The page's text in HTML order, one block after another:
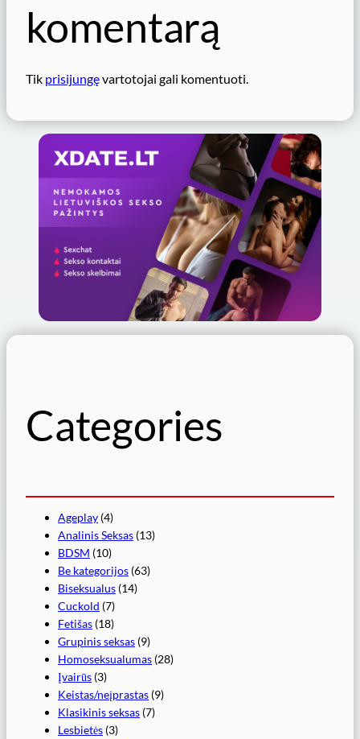
komentarą
Tik prisijungęvartotojai gali komentuoti.
Categories
Ageplay (4)
Analinis Seksas (13)
BDSM (10)
Be kategorijos (63)
Biseksualus (14)
Cuckold (7)
Fetišas (18)
Grupinis seksas (9)
Homoseksualumas (28)
Įvairūs (3)
Keistas/neįprastas (9)
Klasikinis seksas (7)
Lesbietės (3)